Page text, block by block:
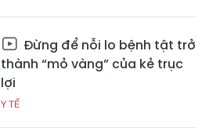
Đừng để nỗi lo bệnh tật trở
thành “mỏ vàng” của kẻ trục
lợi
Y TẾ